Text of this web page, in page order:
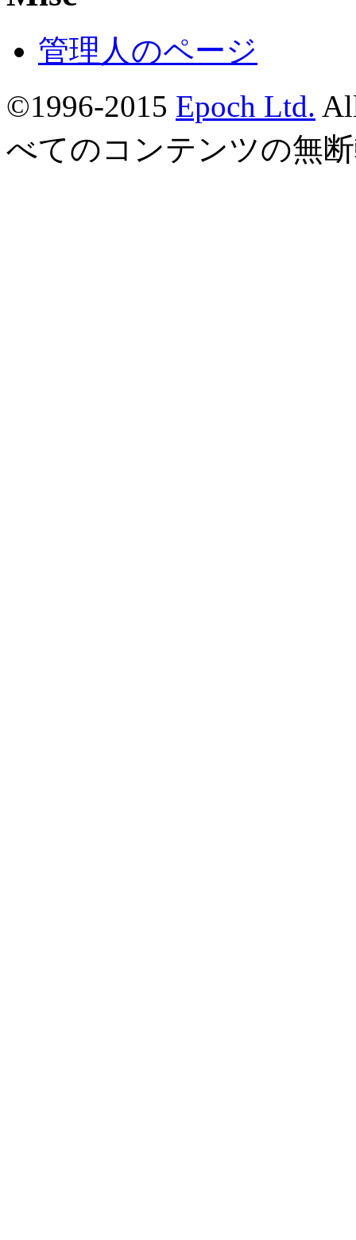
管理人のページ
©1996-2015 Epoch Ltd.
べてのコンテンツの無